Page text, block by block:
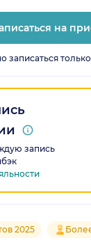
на
записаться
запись
2025